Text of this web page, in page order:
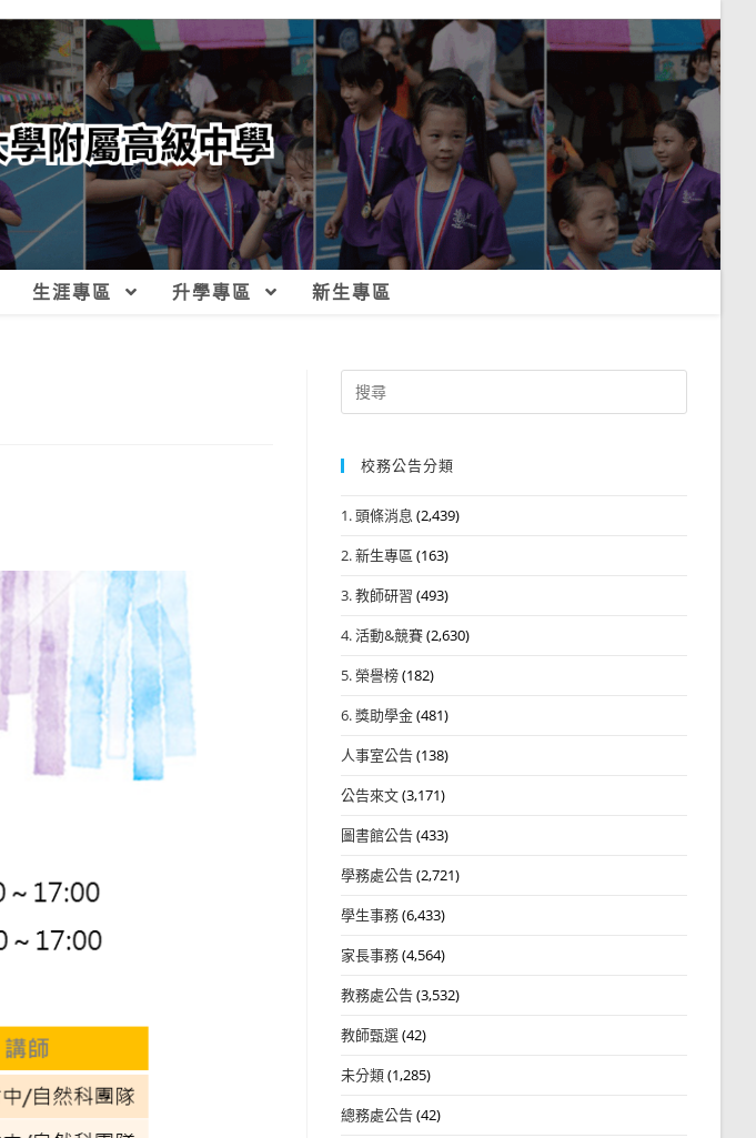
生涯專區 升學專區 新生專區
Search
for:
校務公告分類
1. 頭條消息 (2,439)
2. 新生專區 (163)
3. 教師研習 (493)
4. 活動&競賽(2,630)
5. 榮譽榜(182)
6. 獎助學金(481)
人事室公告(138)
公告來文(3,171)
圖書館公告(433)
學務處公告(2,721)
學生事務(6,433)
家長事務(4,564)
教務處公告(3,532)
教師甄選(42)
未分類(1,285)
總務處公告(42)